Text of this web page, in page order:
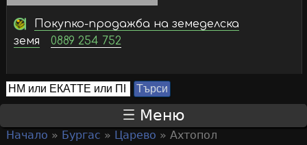
Покупко-продажба на земеделска
земя
0889 254 752
S
e
Т
ъ
с
Меню
Начало » Бургас » Царево » Ахтопол